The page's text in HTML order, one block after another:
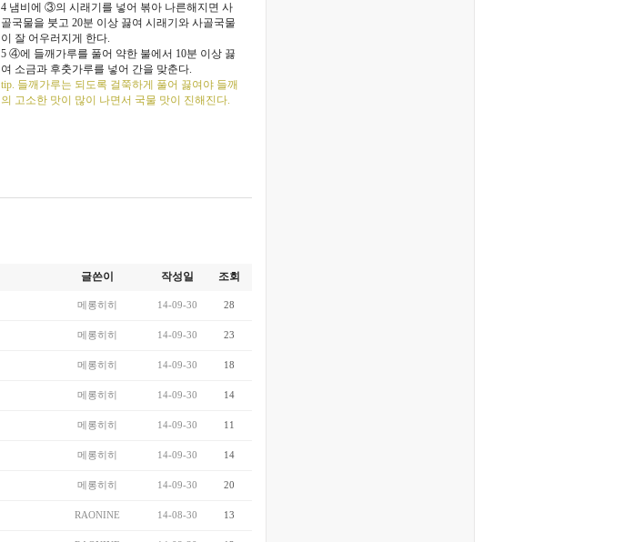
4 냄비에 ③의 시래기를 넣어 볶아 나른해지면 사
골국물을 붓고 20분 이상 끓여 시래기와 사골국물
이 잘 어우러지게 한다.
5 ④에 들깨가루를 풀어 약한 불에서 10분 이상 끓
여 소금과 후춧가루를 넣어 간을 맞춘다.
tip. 들깨가루는 되도록 걸쭉하게 풀어 끓여야 들깨
의 고소한 맛이 많이 나면서 국물 맛이 진해진다.
글쓴이 작성일 조회
메롱히히 14-09-30 28
메롱히히 14-09-30 23
메롱히히 14-09-30 18
메롱히히 14-09-30 14
메롱히히 14-09-30 11
메롱히히 14-09-30 14
메롱히히 14-09-30 20
RAONINE 14-08-30 13